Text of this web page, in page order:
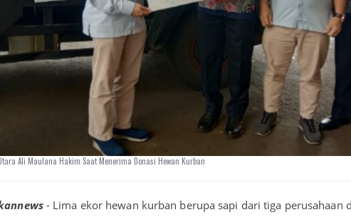
Ali Maulana Hakim Saat Menerima Donasi Hewan Kurban
- Lima ekor hewan kurban berupa sapi dari tiga perusahaan